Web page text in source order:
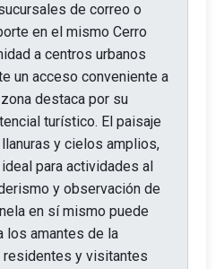
de correo o
en el mismo Cerro
a centros urbanos
un acceso conveniente a
destaca por su
turístico. El paisaje
y cielos amplios,
para actividades al
y observación de
en sí mismo puede
los amantes de la
residentes y visitantes